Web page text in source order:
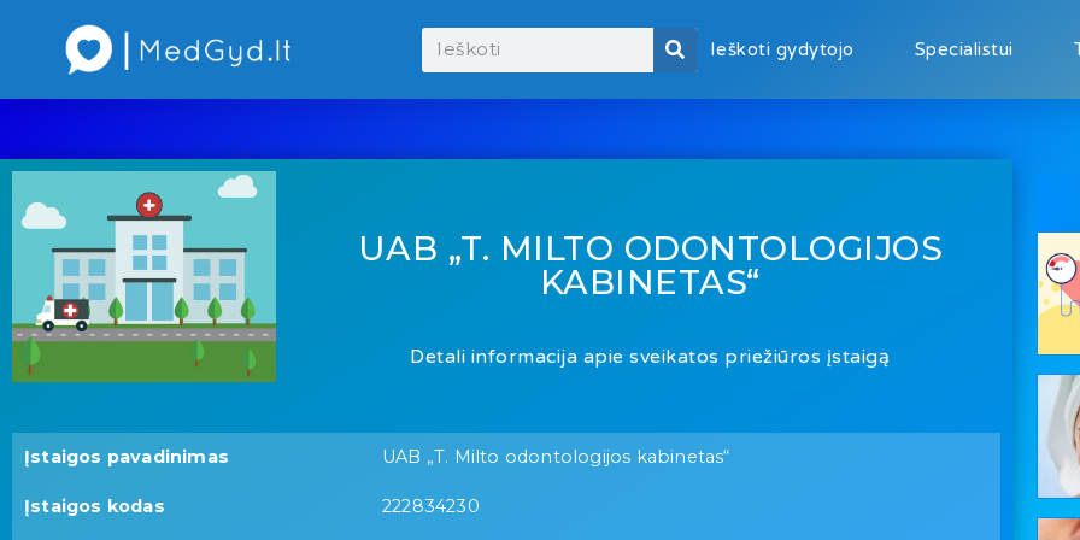
Ieškoti gydytojo Specialistui
UAB „T. MILTO ODONTOLOGIJOS
KABINETAS“
Detali informacija apie sveikatos priežiūros įstaigą
Įstaigos pavadinimas UAB „T. Milto odontologijos kabinetas“
Įstaigos kodas 222834230